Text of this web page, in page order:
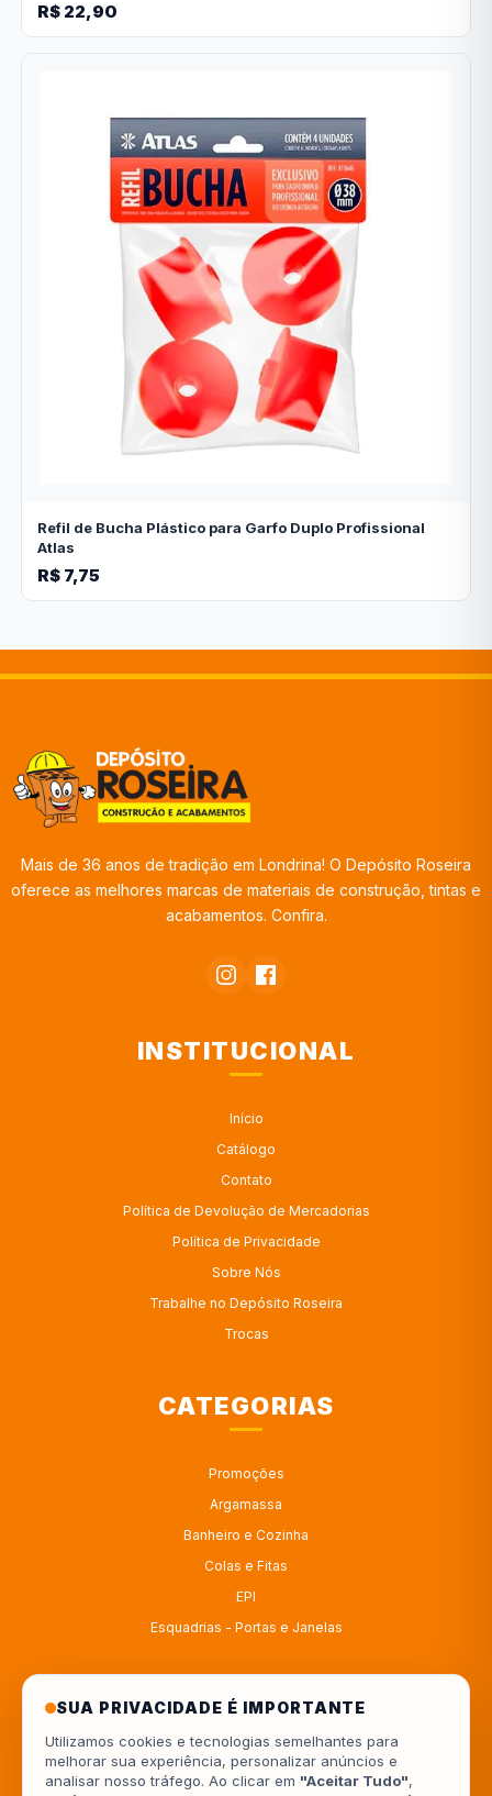
R$ 22,90
Refil de Bucha Plástico para Garfo Duplo Profissional
Atlas
R$ 7,75
Mais de 36 anos de tradição em Londrina! O Depósito Roseira
oferece as melhores marcas de materiais de construção, tintas e
acabamentos. Confira.
INSTITUCIONAL
Início
Catálogo
Contato
Política de Devolução de Mercadorias
Política de Privacidade
Sobre Nós
Trabalhe no Depósito Roseira
Trocas
CATEGORIAS
Promoções
Argamassa
Banheiro e Cozinha
Colas e Fitas
EPI
Esquadrias - Portas e Janelas
ATENDIMENTO
4333414222
SUA PRIVACIDADE É IMPORTANTE
Utilizamos cookies e tecnologias semelhantes para
melhorar sua experiência, personalizar anúncios e
analisar nosso tráfego. Ao clicar em "Aceitar Tudo",